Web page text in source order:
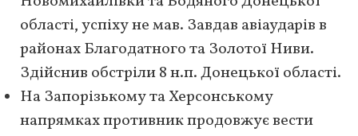
області, успіху не мав. Завдав авіаударів в
районах Благодатного та Золотої Ниви.
Здійснив обстріли 8 н.п. Донецької області.
На Запорізькому та Херсонському
напрямках противник продовжує вести